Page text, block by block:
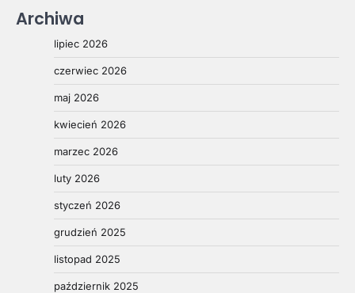
Archiwa
lipiec 2026
czerwiec 2026
maj 2026
kwiecień 2026
marzec 2026
luty 2026
styczeń 2026
grudzień 2025
listopad 2025
październik 2025